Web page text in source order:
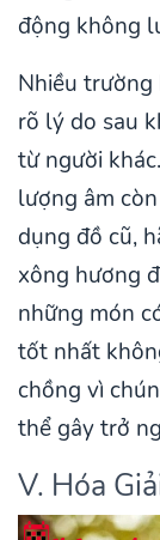
động không
Nhiều trường
rõ lý do sau
từ người
lượng âm
dụng đồ cũ,
xông hương
những món
tốt nhất
chồng vì
thể gây trở
V. Hóa